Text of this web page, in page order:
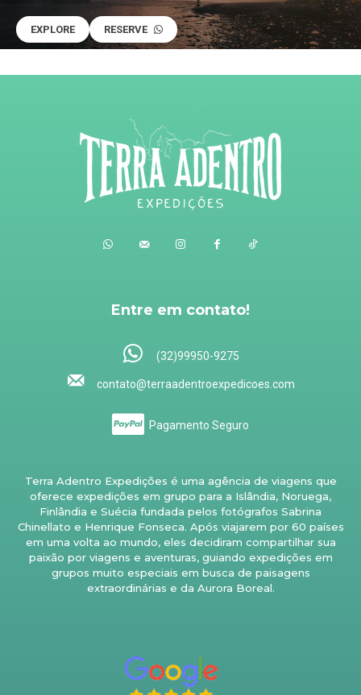
EXPLORE RESERVE
Entre em contato!
(32)99950-9275
contato@terraadentroexpedicoes.com
Pagamento Seguro
Terra Adentro Expedições é uma agência de viagens que
oferece expedições em grupo para a Islândia, Noruega,
Finlândia e Suécia fundada pelos fotógrafos Sabrina
Chinellato e Henrique Fonseca. Após viajarem por 60 países
em uma volta ao mundo, eles decidiram compartilhar sua
paixão por viagens e aventuras, guiando expedições em
grupos muito especiais em busca de paisagens
extraordinárias e da Aurora Boreal.